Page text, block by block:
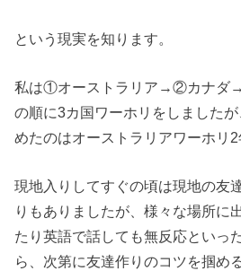
という現実を知ります。
私は①オーストラリア→②カナダ
の順に3カ国ワーホリをしました
めたのはオーストラリアワーホリ2
現地入りしてすぐの頃は現地の友
りもありましたが、様々な場所に
たり英語で話しても無反応といっ
ら、次第に友達作りのコツを掴め